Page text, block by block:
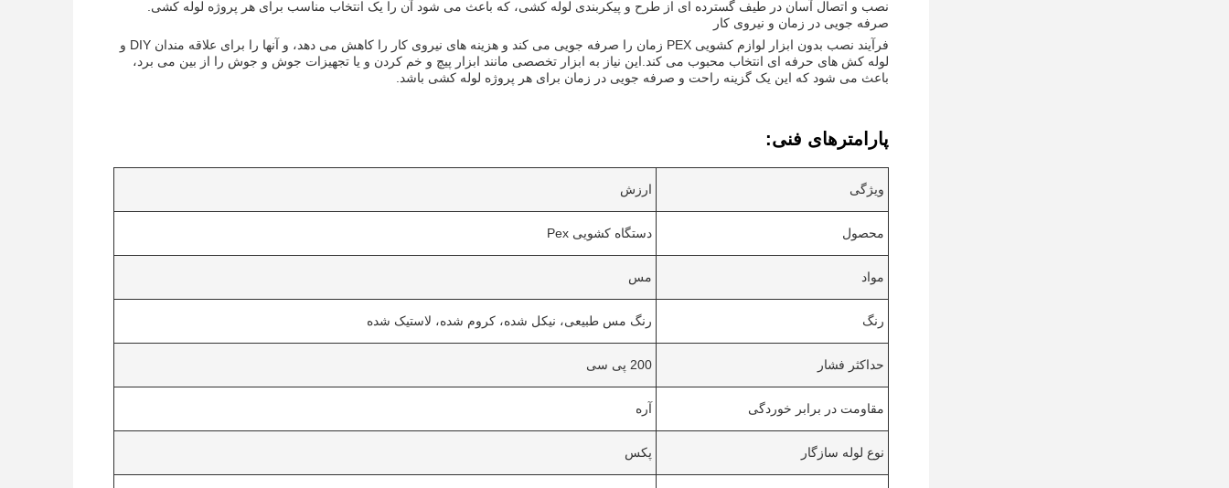
نصب و اتصال آسان در طیف گسترده ای از طرح و پیکربندی لوله کشی، که باعث می شود آن را یک انتخاب مناسب برای هر پروژه لوله کشی.
صرفه جویی در زمان و نیروی کار
فرآیند نصب بدون ابزار لوازم کشویی PEX زمان را صرفه جویی می کند و هزینه های نیروی کار را کاهش می دهد، و آنها را برای علاقه مندان DIY و
لوله کش های حرفه ای انتخاب محبوب می کند.این نیاز به ابزار تخصصی مانند ابزار پیچ و خم کردن و یا تجهیزات جوش و جوش را از بین می برد،
باعث می شود که این یک گزینه راحت و صرفه جویی در زمان برای هر پروژه لوله کشی باشد.
پارامترهای فنی:
ویژگی ارزش
محصول دستگاه کشویی Pex
مواد مس
رنگ رنگ مس طبیعی، نیکل شده، کروم شده، لاستیک شده
حداکثر فشار 200 پی سی
مقاومت در برابر خوردگی آره
نوع لوله سازگار پکس